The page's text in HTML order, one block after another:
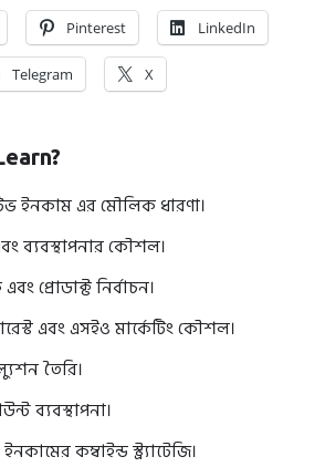
Pinterest LinkedIn
Telegram X
ইনকাম এর মৌলিক ধারণা।
ব্যবস্থাপনার কৌশল।
প্রোডাক্ট নির্বাচন।
এবং এসইও মার্কেটিং কৌশল।
তৈরি।
ব্যবস্থাপনা।
কম্বাইন্ড স্ট্র্যাটেজি।